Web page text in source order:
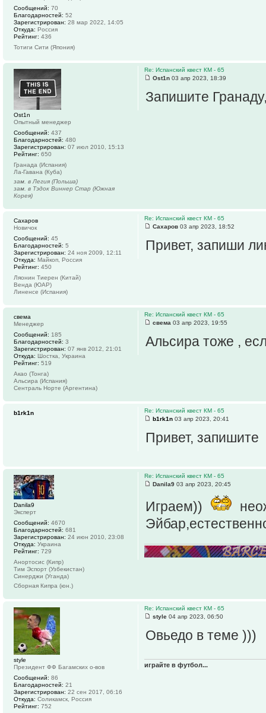
Сообщений: 70
Благодарностей: 52
Зарегистрирован: 28 мар 2022, 14:05
Откуда: Россия
Рейтинг: 436
Тотиги Сити (Япония)
Re: Испанский квест КМ - 65
Ost1n 03 апр 2023, 18:39
Запишите
Ost1n
Опытный менеджер
Сообщений: 437
Благодарностей: 480
Зарегистрирован: 07 июл 2010, 15:13
Рейтинг: 650
Гранада (Испания)
Ла-Гавана (Куба)
зам. в Легия (Польша)
зам. в Тэдок Виннер Стар (Южная
Корея)
Re: Испанский квест КМ - 65
Сахаров 03 апр 2023, 18:52
Привет, запиши
Сахаров
Новичок
Сообщений: 45
Благодарностей: 5
Зарегистрирован: 24 ноя 2009, 12:11
Откуда: Майкоп, Россия
Рейтинг: 450
Ляонин Тиерен (Китай)
Венда (ЮАР)
Линенсе (Испания)
Re: Испанский квест КМ - 65
свема 03 апр 2023, 19:55
Альсира тоже ,
свема
Менеджер
Сообщений: 185
Благодарностей: 3
Зарегистрирован: 07 янв 2012, 21:01
Откуда: Шостка, Украина
Рейтинг: 519
Акао (Тонга)
Альсира (Испания)
Сентраль Норте (Аргентина)
Re: Испанский квест КМ - 65
b1rk1n 03 апр 2023, 20:41
Привет, запишите
b1rk1n
Re: Испанский квест КМ - 65
Danila9 03 апр 2023, 20:45
Играем))
Danila9
Эксперт
Сообщений: 4670
Благодарностей: 681
Зарегистрирован: 24 июн 2010, 23:08
Откуда: Украина
Рейтинг: 729
Анортосис (Кипр)
Тим Эспорт (Узбекистан)
Синерджи (Уганда)
Сборная Кипра (юн.)
Re: Испанский квест КМ - 65
style 04 апр 2023, 06:50
Овьедо в теме )))
играйте в футбол...
style
Президент ФФ Багамских о-вов
Сообщений: 86
Благодарностей: 21
Зарегистрирован: 22 сен 2017, 06:16
Откуда: Соликамск, Россия
Рейтинг: 752